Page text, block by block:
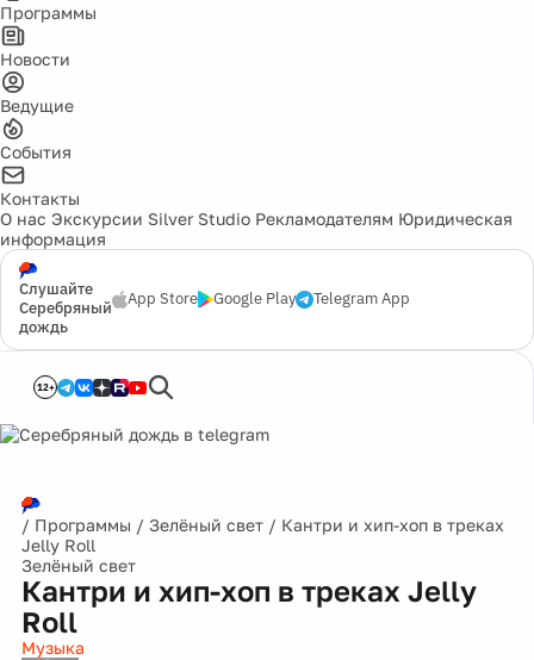
Программы
Новости
Ведущие
События
Контакты
О нас Экскурсии Silver Studio Рекламодателям Юридическая
информация
Слушайте
Серебряный
дождь
App Store Google Play Telegram App
12+
/ Программы / Зелёный свет / Кантри и хип-хоп в треках
Jelly Roll
Зелёный свет
Кантри и хип-хоп в треках Jelly
Roll
Музыка